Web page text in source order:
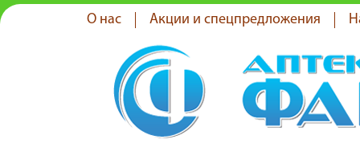
О нас Акции и спецпредложения